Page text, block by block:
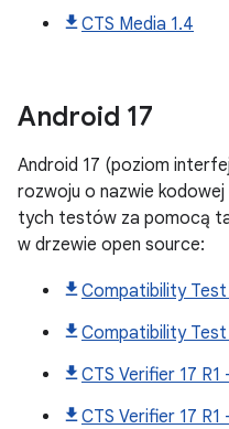
CTS Media 1.4
Android 17
Android 17 (poziom
rozwoju o nazwie
tych testów za pomocą
w drzewie open source:
Compatibility Test
Compatibility Test
CTS Verifier 17 R1
CTS Verifier 17 R1